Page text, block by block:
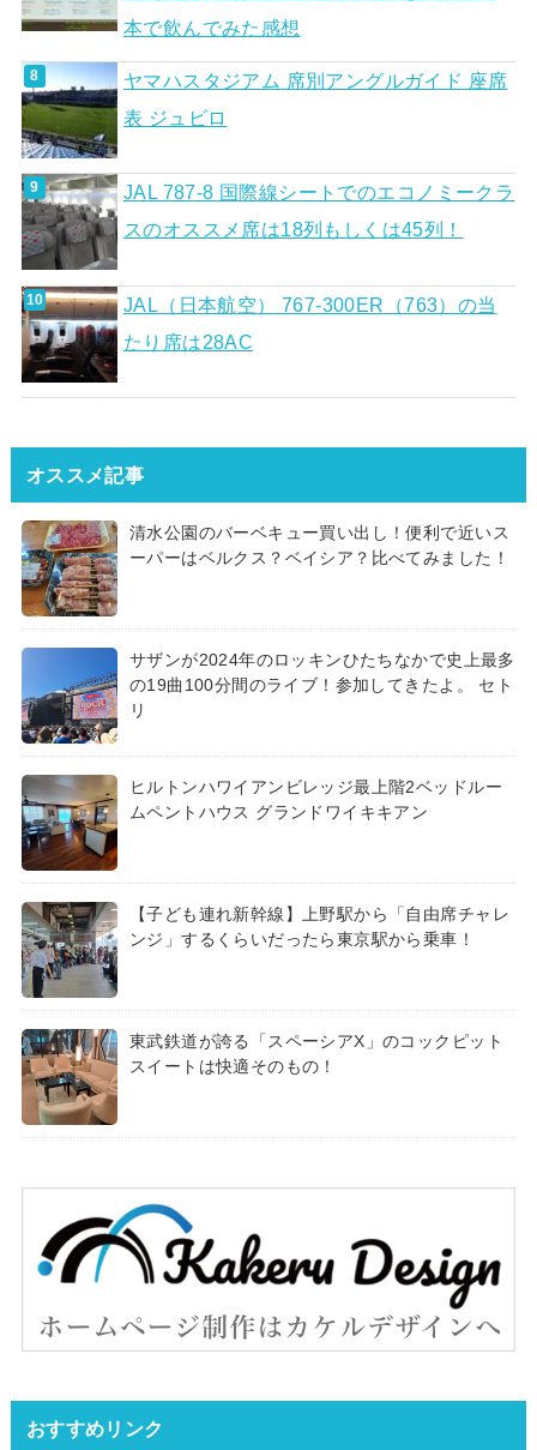
本で飲んでみた感想
ヤマハスタジアム 席別アングルガイド 座席
表 ジュビロ
JAL 787-8 国際線シートでのエコノミークラ
スのオススメ席は18列もしくは45列！
JAL（日本航空） 767-300ER（763）の当
たり席は28AC
オススメ記事
清水公園のバーベキュー買い出し！便利で近いス
ーパーはベルクス？ベイシア？比べてみました！
サザンが2024年のロッキンひたちなかで史上最多
の19曲100分間のライブ！参加してきたよ。 セト
リ
ヒルトンハワイアンビレッジ最上階2ベッドルー
ムペントハウス グランドワイキキアン
【子ども連れ新幹線】上野駅から「自由席チャレ
ンジ」するくらいだったら東京駅から乗車！
東武鉄道が誇る「スペーシアX」のコックピット
スイートは快適そのもの！
おすすめリンク